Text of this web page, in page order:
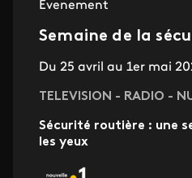
Evenement
Semaine de la
Du 25 avril au 1er mai
TELEVISION - RADIO -
Sécurité routière : une
les yeux